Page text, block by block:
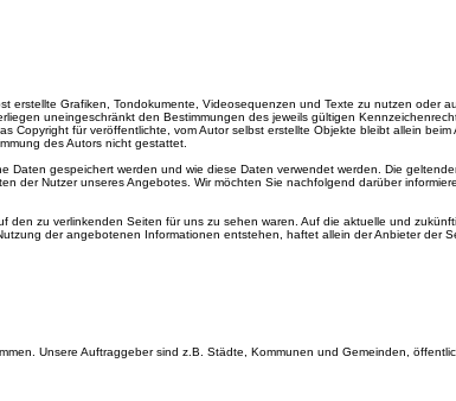
Grafiken, Tondokumente, Videosequenzen und Texte zu nutzen oder
uneingeschränkt den Bestimmungen des jeweils gültigen
für veröffentlichte, vom Autor selbst erstellte Objekte bleibt allein
des Autors nicht gestattet.
gespeichert werden und wie diese Daten verwendet werden. Die
Nutzer unseres Angebotes. Wir möchten Sie nachfolgend darüber
zu verlinkenden Seiten für uns zu sehen waren. Auf die aktuelle und
der angebotenen Informationen entstehen, haftet allein der Anbieter der
Unsere Auftraggeber sind z.B. Städte, Kommunen und Gemeinden,